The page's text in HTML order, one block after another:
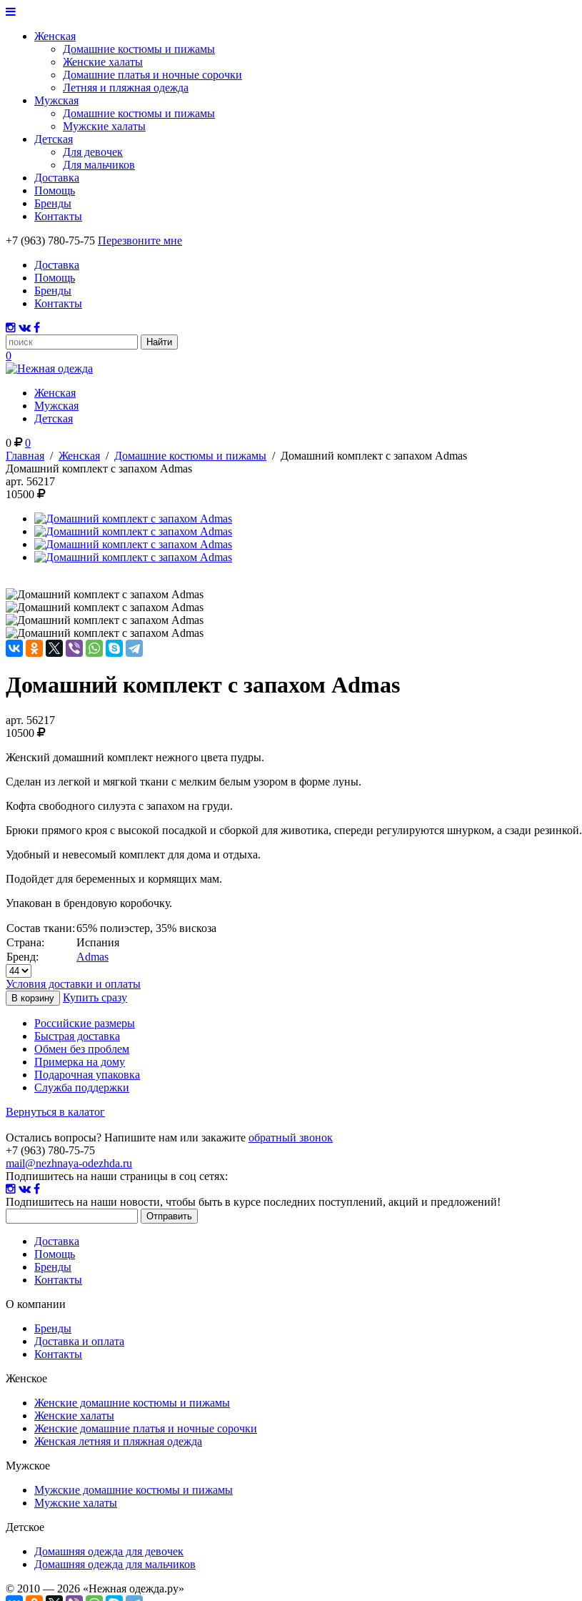
Женская
Домашние костюмы и пижамы
Женские халаты
Домашние платья и ночные сорочки
Летняя и пляжная одежда
Мужская
Домашние костюмы и пижамы
Мужские халаты
Детская
Для девочек
Для мальчиков
Доставка
Помощь
Бренды
Контакты
+7 (963) 780-75-75 Перезвоните мне
Доставка
Помощь
Бренды
Контакты
0
Женская
Мужская
Детская
0
0
Главная / Женская / Домашние костюмы и пижамы / Домашний комплект с запахом Admas
Домашний комплект с запахом Admas
арт. 56217
10500
Домашний комплект с запахом Admas
арт. 56217
10500
Женский домашний комплект нежного цвета пудры.
Сделан из легкой и мягкой ткани с мелким белым узором в форме луны.
Кофта свободного силуэта с запахом на груди.
Брюки прямого кроя с высокой посадкой и сборкой для животика, спереди регулируются шнурком, а сзади резинкой.
Удобный и невесомый комплект для дома и отдыха.
Подойдет для беременных и кормящих мам.
Упакован в брендовую коробочку.
Состав ткани:65% полиэстер, 35% вискоза
Страна:
Испания
Бренд:
Admas
Условия доставки и оплаты
Купить сразу
Российские размеры
Быстрая доставка
Обмен без проблем
Примерка на дому
Подарочная упаковка
Служба поддержки
Вернуться в калатог
Остались вопросы? Напишите нам или закажите обратный звонок
+7 (963) 780-75-75
mail@nezhnaya-odezhda.ru
Подпишитесь на наши страницы в соц сетях:
Подпишитесь на наши новости, чтобы быть в курсе последних поступлений, акций и предложений!
Доставка
Помощь
Бренды
Контакты
О компании
Бренды
Доставка и оплата
Контакты
Женское
Женские домашние костюмы и пижамы
Женские халаты
Женские домашние платья и ночные сорочки
Женская летняя и пляжная одежда
Мужское
Мужские домашние костюмы и пижамы
Мужские халаты
Детское
Домашняя одежда для девочек
Домашняя одежда для мальчиков
© 2010 — 2026 «Нежная одежда.ру»